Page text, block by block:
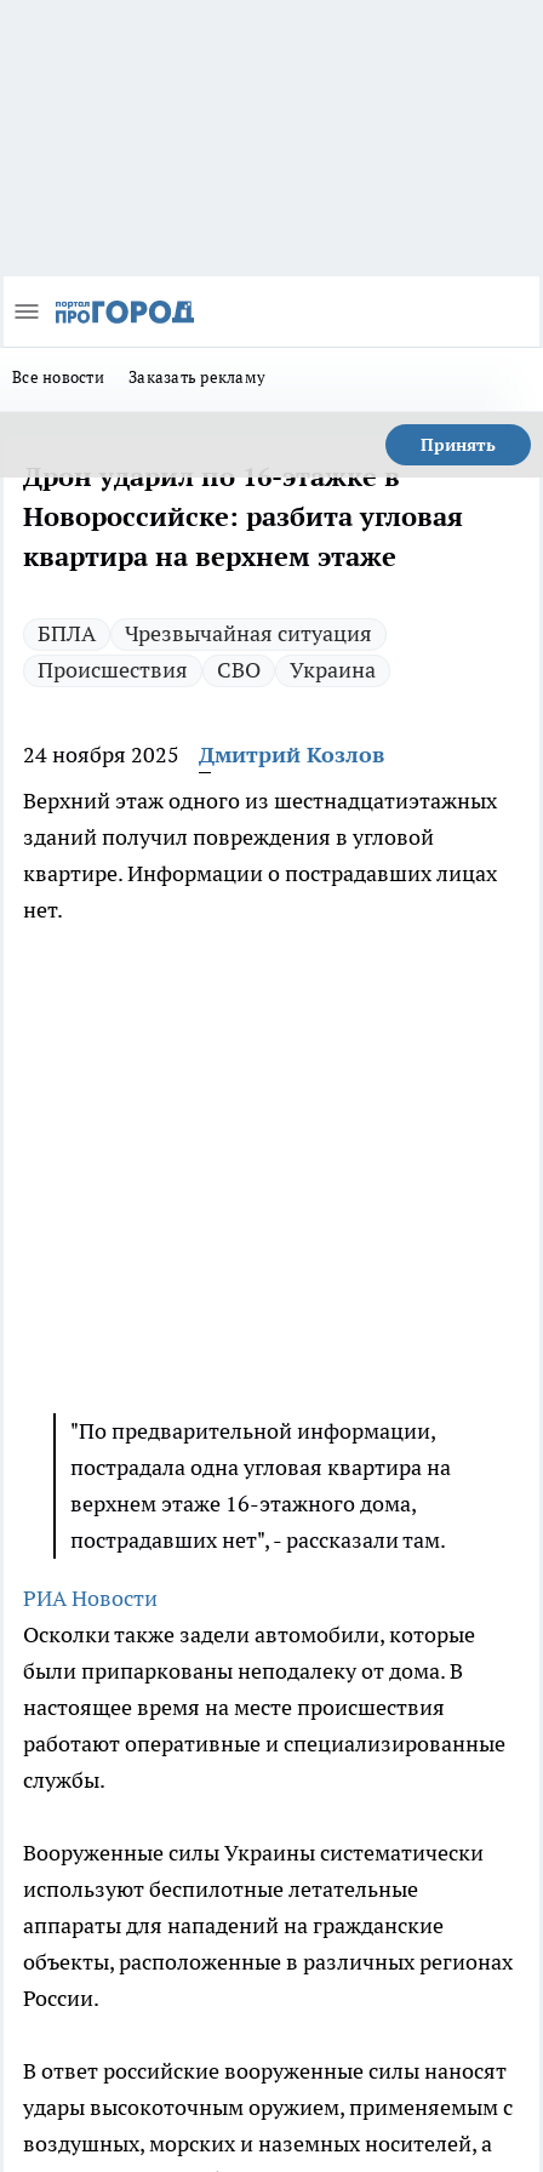
Все новости Заказать рекламу
Принять
Дрон ударил по 16-этажке в
Новороссийске: разбита угловая
квартира на верхнем этаже
БПЛА
Чрезвычайная ситуация
Происшествия
СВО Украина
24 ноября 2025
Дмитрий Козлов
Верхний этаж одного из шестнадцатиэтажных
зданий получил повреждения в угловой
квартире. Информации о пострадавших лицах
нет.
"По предварительной информации,
пострадала одна угловая квартира на
верхнем этаже 16-этажного дома,
пострадавших нет", - рассказали там.
РИА Новости
Осколки также задели автомобили, которые
были припаркованы неподалеку от дома. В
настоящее время на месте происшествия
работают оперативные и специализированные
службы.
Вооруженные силы Украины систематически
используют беспилотные летательные
аппараты для нападений на гражданские
объекты, расположенные в различных регионах
России.
В ответ российские вооруженные силы наносят
удары высокоточным оружием, применяемым с
воздушных, морских и наземных носителей, а